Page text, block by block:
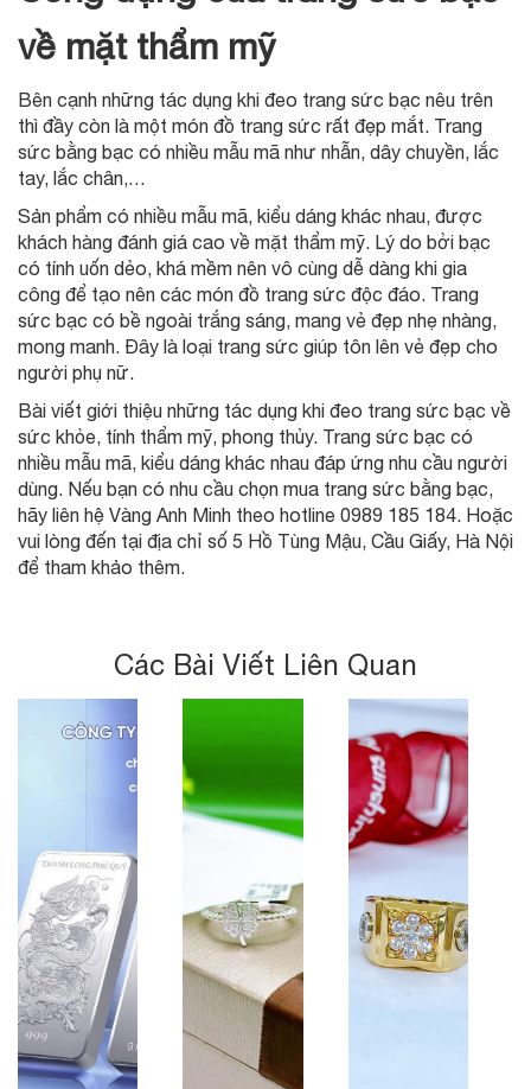
về mặt thẩm mỹ
Bên cạnh những tác dụng khi đeo trang sức bạc nêu trên
thì đầy còn là một món đồ trang sức rất đẹp mắt. Trang
sức bằng bạc có nhiều mẫu mã như nhẫn, dây chuyền, lắc
tay, lắc chân,…
Sản phẩm có nhiều mẫu mã, kiểu dáng khác nhau, được
khách hàng đánh giá cao về mặt thẩm mỹ. Lý do bởi bạc
có tính uốn dẻo, khá mềm nên vô cùng dễ dàng khi gia
công để tạo nên các món đồ trang sức độc đáo. Trang
sức bạc có bề ngoài trắng sáng, mang vẻ đẹp nhẹ nhàng,
mong manh. Đây là loại trang sức giúp tôn lên vẻ đẹp cho
người phụ nữ.
Bài viết giới thiệu những tác dụng khi đeo trang sức bạc về
sức khỏe, tính thẩm mỹ, phong thủy. Trang sức bạc có
nhiều mẫu mã, kiểu dáng khác nhau đáp ứng nhu cầu người
dùng. Nếu bạn có nhu cầu chọn mua trang sức bằng bạc,
hãy liên hệ Vàng Anh Minh theo hotline 0989 185 184. Hoặc
vui lòng đến tại địa chỉ số 5 Hồ Tùng Mậu, Cầu Giấy, Hà Nội
để tham khảo thêm.
Các Bài Viết Liên Quan